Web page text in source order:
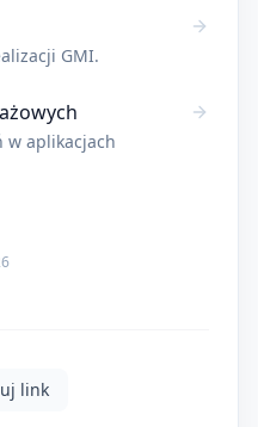
GMI.
w aplikacjach
link